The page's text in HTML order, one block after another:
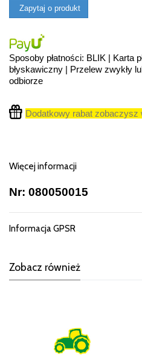
Zapytaj o produkt
Sposoby płatności: BLIK | Karta
błyskawiczny | Przelew zwykły
odbiorze
Dodatkowy rabat zobaczysz
Więcej informacji
Nr: 080050015
Informacja GPSR
Zobacz również